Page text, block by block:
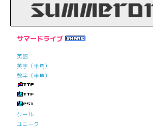
サマードライブ
英語
英字（半角）
数字（半角）
クール
ユニーク